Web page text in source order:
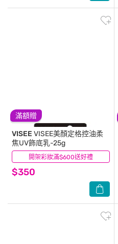
滿額贈
開架彩妝滿$600送好禮
VISEE VISEE美顏定格控油柔
焦UV飾底乳-25g
$350
(0)